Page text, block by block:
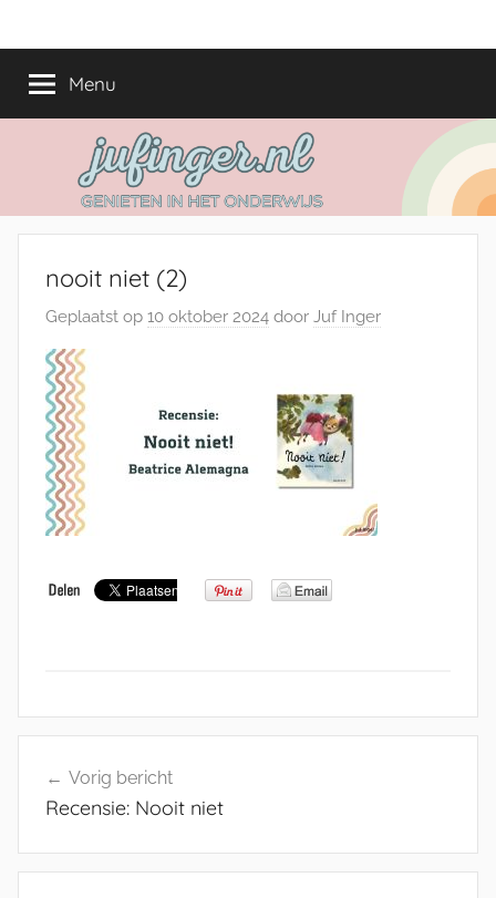
naarjufinger.nl
het
onderwijs
Menu
nooit niet (2)
Geplaatst op 10 oktober 2024 door Juf Inger
navigatie
Vorig bericht
Recensie: Nooit niet